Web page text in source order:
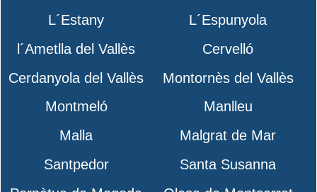
L´Estany
L´Espunyola
l´Ametlla del Vallès
Cervelló
Cerdanyola del Vallès
Montornès del Vallès
Montmeló
Manlleu
Malla
Malgrat de Mar
Santpedor
Santa Susanna